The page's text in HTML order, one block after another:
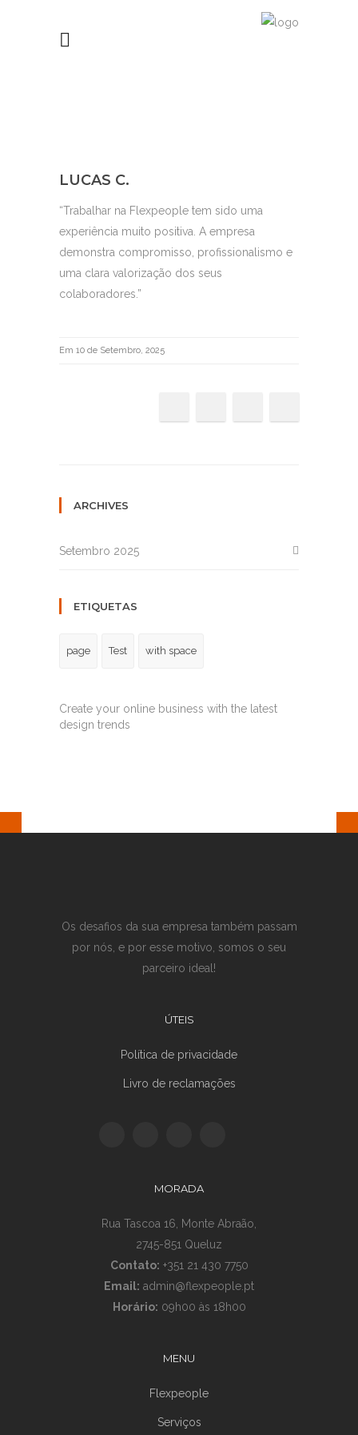
LUCAS C.
“Trabalhar na Flexpeople tem sido uma
experiência muito positiva. A empresa
demonstra compromisso, profissionalismo e
uma clara valorização dos seus
colaboradores.”
Em 10 de Setembro, 2025
ARCHIVES
Setembro 2025
ETIQUETAS
page Test with space
Create your online business with the latest
design trends
Os desafios da sua empresa também passam
por nós, e por esse motivo, somos o seu
parceiro ideal!
ÚTEIS
Política de privacidade
Livro de reclamações
MORADA
Rua Tascoa 16, Monte Abraão,
2745-851 Queluz
Contato: +351 21 430 7750
Email: admin@flexpeople.pt
Horário: 09h00 às 18h00
MENU
Flexpeople
Serviços